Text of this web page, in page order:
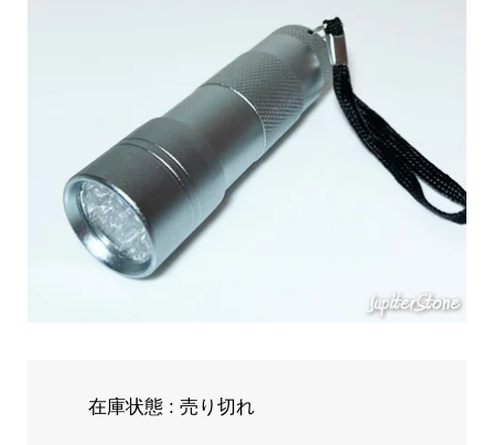
在庫状態 : 売り切れ